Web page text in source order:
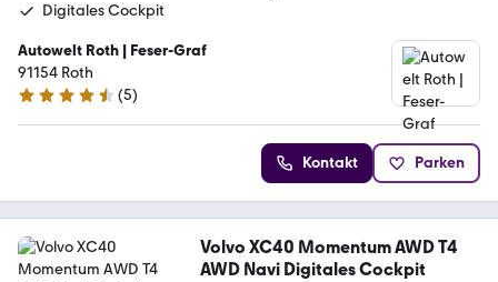
Digitales Cockpit
Autowelt Roth | Feser-Graf
91154 Roth
4.4 Sterne
(5)
Kontakt Parken
Volvo XC40 Momentum AWD T4
AWD Navi Digitales Cockpit